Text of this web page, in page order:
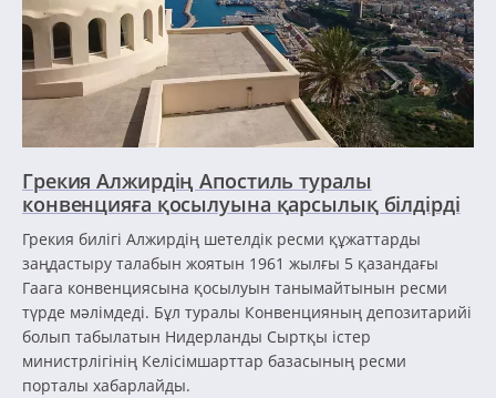
Грекия Алжирдің Апостиль туралы
конвенцияға қосылуына қарсылық білдірді
Грекия билігі Алжирдің шетелдік ресми құжаттарды
заңдастыру талабын жоятын 1961 жылғы 5 қазандағы
Гаага конвенциясына қосылуын танымайтынын ресми
түрде мәлімдеді. Бұл туралы Конвенцияның депозитарийі
болып табылатын Нидерланды Сыртқы істер
министрлігінің Келісімшарттар базасының ресми
порталы хабарлайды.